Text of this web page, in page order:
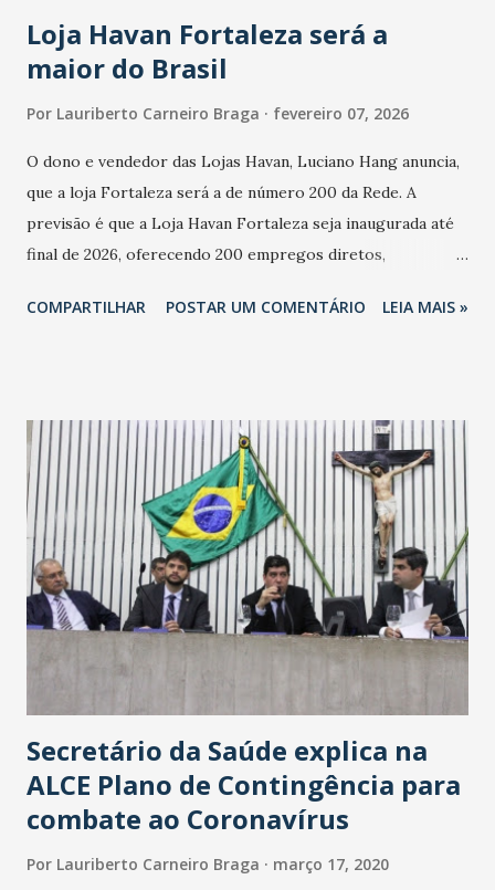
Loja Havan Fortaleza será a
maior do Brasil
Por Lauriberto Carneiro Braga fevereiro 07, 2026
O dono e vendedor das Lojas Havan, Luciano Hang anuncia,
que a loja Fortaleza será a de número 200 da Rede. A
previsão é que a Loja Havan Fortaleza seja inaugurada até
final de 2026, oferecendo 200 empregos diretos,
Havan Fortaleza ainda não foi anunciada oficialmente, mas
COMPARTILHAR POSTAR UM COMENTÁRIO LEIA MAIS »
Secretário da Saúde explica na
ALCE Plano de Contingência para
combate ao Coronavírus
Por Lauriberto Carneiro Braga março 17, 2020